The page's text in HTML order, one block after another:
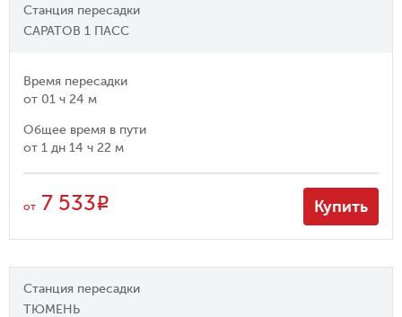
Станция пересадки
САРАТОВ 1 ПАСС
Время пересадки
от 01 ч 24 м
Общее время в пути
от 1 дн 14 ч 22 м
от 7 533R Купить
Станция пересадки
ТЮМЕНЬ